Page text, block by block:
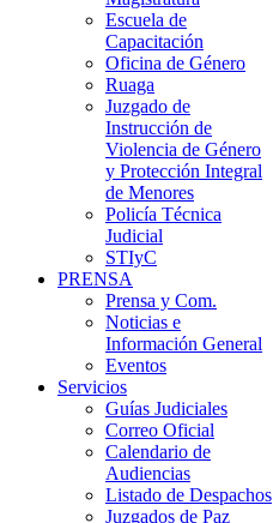
Escuela de
Capacitación
Oficina de Género
Ruaga
Juzgado de
Instrucción de
Violencia de Género
y Protección Integral
de Menores
Policía Técnica
Judicial
STIyC
PRENSA
Prensa y Com.
Noticias e
Información General
Eventos
Servicios
Guías Judiciales
Correo Oficial
Calendario de
Audiencias
Listado de Despachos
Juzgados de Paz